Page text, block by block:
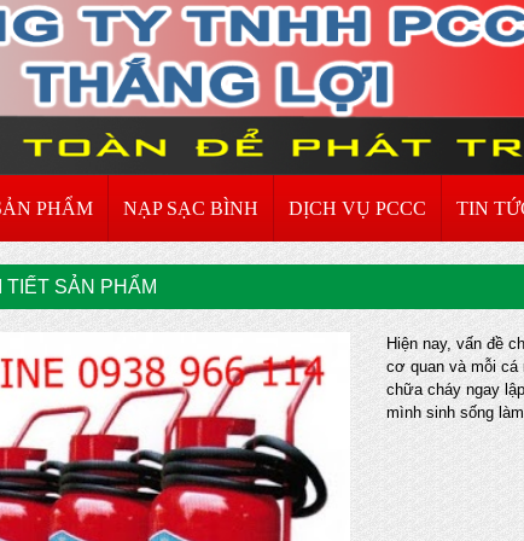
PHẨM NẠP SẠC BÌNH DỊCH VỤ PCCC TIN
TIẾT SẢN PHẨM
Hiện nay, vấn đề
cơ quan và mỗi cá
chữa cháy ngay
mình sinh sống